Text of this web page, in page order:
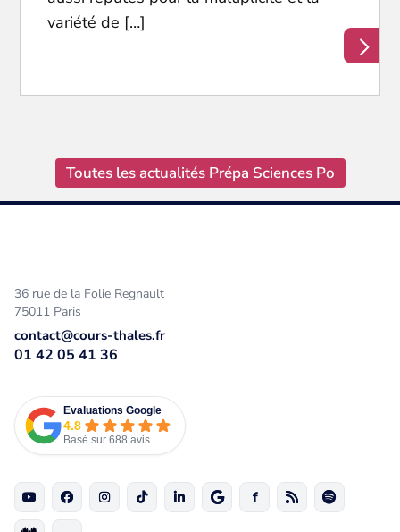
variété de […]
Toutes les actualités Prépa Sciences Po
36 rue de la Folie Regnault
75011 Paris
contact@cours-thales.fr
01 42 05 41 36
Evaluations Google
4.8
Basé sur 688 avis